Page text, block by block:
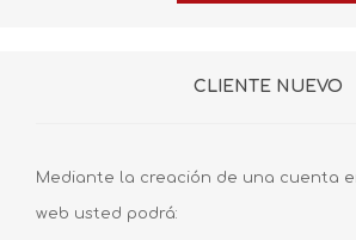
CLIENTE NUEVO
Mediante la creación de una cuenta
web usted podrá: